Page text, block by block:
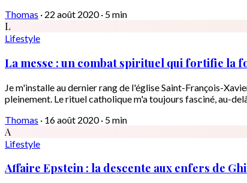
Thomas · 22 août 2020 · 5 min
L
Lifestyle
La messe : un combat spirituel qui fortifie la
Je m'installe au dernier rang de l'église Saint-François-
pleinement. Le rituel catholique m'a toujours fasciné, au-
Thomas · 16 août 2020 · 5 min
A
Lifestyle
Affaire Epstein : la descente aux enfers de